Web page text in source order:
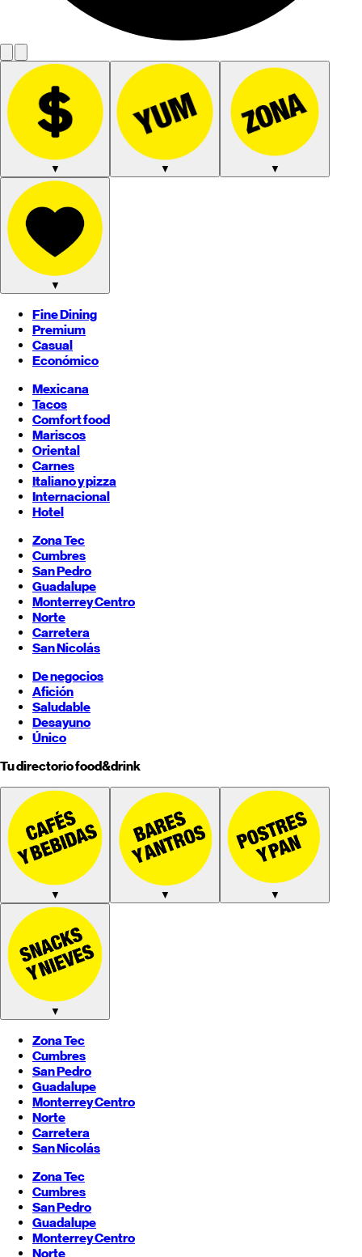
▼ ▼ ▼
▼
Fine Dining
Premium
Casual
Económico
Mexicana
Tacos
Comfort food
Mariscos
Oriental
Carnes
Italiano y pizza
Internacional
Hotel
Zona Tec
Cumbres
San Pedro
Guadalupe
MonterreyCentro
Norte
Carretera
San Nicolás
De negocios
Afición
Saludable
Desayuno
Único
Tu directorio food&drink
▼ ▼ ▼
▼
Zona Tec
Cumbres
San Pedro
Guadalupe
MonterreyCentro
Norte
Carretera
San Nicolás
Zona Tec
Cumbres
San Pedro
Guadalupe
MonterreyCentro
Norte